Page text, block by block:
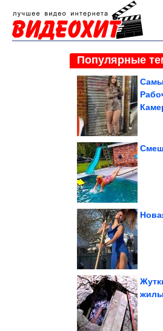
Популярные